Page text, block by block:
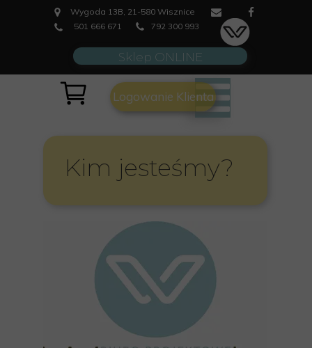
Kim jesteśmy?
792 300 993
Logowanie Klienta
Sklep ONLINE
501 666 671
Wygoda 13B, 21-580 Wisznice